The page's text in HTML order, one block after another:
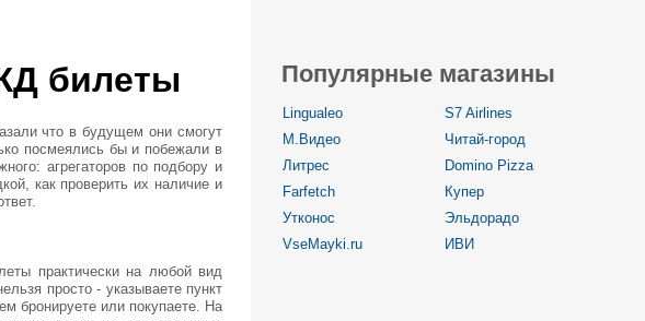
билеты
что в будущем они смогут
посмеялись бы и побежали в
агрегаторов по подбору и
как проверить их наличие и
практически на любой вид
просто - указываете пункт
бронируете или покупаете. На
Популярные магазины
Lingualeo
S7 Airlines
М.Видео
Читай-город
Литрес
Domino Pizza
Farfetch
Купер
Утконос
Эльдорадо
VseMayki.ru
ИВИ